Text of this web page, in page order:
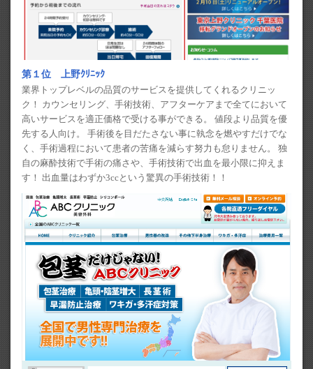
第１位 上野ｸﾘﾆｯｸ
業界トップレベルの品質のサービスを提供してくれるクリニッ
ク！ カウンセリング、手術技術、アフターケアまで全てにおいて
高いサービスを適正価格で受ける事ができる。 値段より品質を優
先する人向け。 手術後を目だたさない事に執念を燃やすだけでな
く、手術過程において患者の苦痛を減らす努力も怠りません。 独
自の麻酔技術で手術の痛さや、手術技術で出血を最小限に抑えま
す！ 出血量はわずか3ccという驚異の手術技術！！